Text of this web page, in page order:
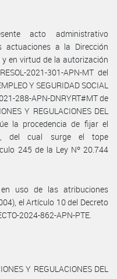
acto administrativo
actuaciones a la Dirección
en virtud de la autorización
2021-301-APN-MT del
Y SEGURIDAD SOCIAL
288-APN-DNRYRT#MT de
Y REGULACIONES DEL
la procedencia de fijar el
del cual surge el tope
245 de la Ley Nº 20.744
uso de las atribuciones
el Artículo 10 del Decreto
2024-862-APN-PTE.
Y REGULACIONES DEL